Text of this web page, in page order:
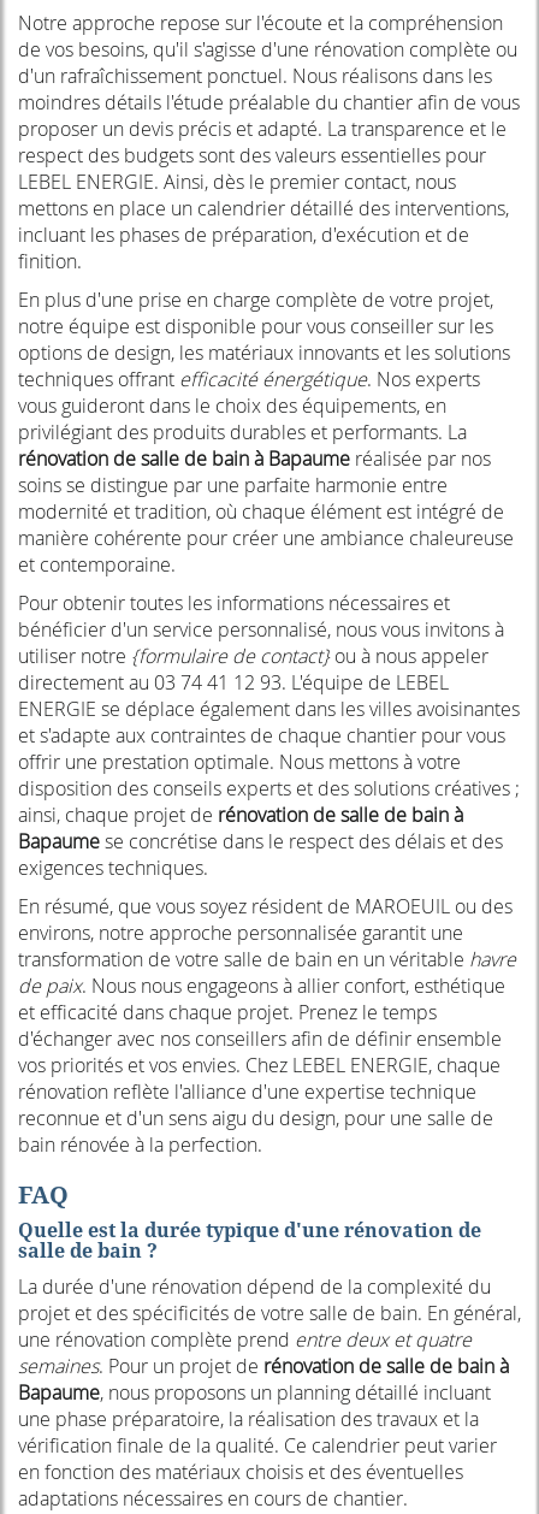
Notre approche repose sur l'écoute et la compréhension
de vos besoins, qu'il s'agisse d'une rénovation complète ou
d'un rafraîchissement ponctuel. Nous réalisons dans les
moindres détails l'étude préalable du chantier afin de vous
proposer un devis précis et adapté. La transparence et le
respect des budgets sont des valeurs essentielles pour
LEBEL ENERGIE. Ainsi, dès le premier contact, nous
mettons en place un calendrier détaillé des interventions,
incluant les phases de préparation, d'exécution et de
finition.
En plus d'une prise en charge complète de votre projet,
notre équipe est disponible pour vous conseiller sur les
options de design, les matériaux innovants et les solutions
techniques offrant efficacité énergétique. Nos experts
vous guideront dans le choix des équipements, en
privilégiant des produits durables et performants. La
rénovation de salle de bain à Bapaume réalisée par nos
soins se distingue par une parfaite harmonie entre
modernité et tradition, où chaque élément est intégré de
manière cohérente pour créer une ambiance chaleureuse
et contemporaine.
Pour obtenir toutes les informations nécessaires et
bénéficier d'un service personnalisé, nous vous invitons à
utiliser notre {formulaire de contact}ou à nous appeler
directement au 03 74 41 12 93. L'équipe de LEBEL
ENERGIE se déplace également dans les villes avoisinantes
et s'adapte aux contraintes de chaque chantier pour vous
offrir une prestation optimale. Nous mettons à votre
disposition des conseils experts et des solutions créatives ;
ainsi, chaque projet de rénovation de salle de bain à
Bapaumese concrétise dans le respect des délais et des
exigences techniques.
En résumé, que vous soyez résident de MAROEUIL ou des
environs, notre approche personnalisée garantit une
transformation de votre salle de bain en un véritable havre
de paix. Nous nous engageons à allier confort, esthétique
et efficacité dans chaque projet. Prenez le temps
d'échanger avec nos conseillers afin de définir ensemble
vos priorités et vos envies. Chez LEBEL ENERGIE, chaque
rénovation reflète l'alliance d'une expertise technique
reconnue et d'un sens aigu du design, pour une salle de
bain rénovée à la perfection.
FAQ
Quelle est la durée typique d'une rénovation de
salle de bain ?
La durée d'une rénovation dépend de la complexité du
projet et des spécificités de votre salle de bain. En général,
une rénovation complète prend entre deux et quatre
semaines. Pour un projet de rénovation de salle de bain à
Bapaume, nous proposons un planning détaillé incluant
une phase préparatoire, la réalisation des travaux et la
vérification finale de la qualité. Ce calendrier peut varier
en fonction des matériaux choisis et des éventuelles
adaptations nécessaires en cours de chantier.